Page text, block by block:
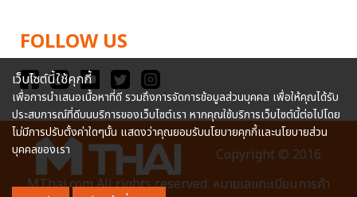
FOLLOW US
Copyright © 2016
MThai.com All rights reserved. หมายเลขทะเบียนการค้า
เว็บไซต์นี้ใช้คุกกี้
เพื่อการนำเสนอเนื้อหาที่ดี รวมถึงการจัดการข้อมูลส่วนบุคคล เพื่อให้คุณได้รับ
ประสบการณ์ที่ดีบนบริการของเว็บไซต์เรา หากคุณใช้บริการเว็บไซต์นี้ต่อไปโดย
ไม่มีการปรับตั้งค่าใดๆนั้น แสดงว่าคุณยอมรับนโยบายคุกกี้และนโยบายส่วน
บุคคลของเรา